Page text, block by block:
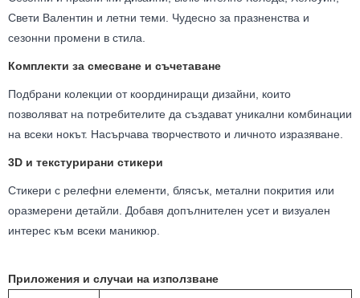
Свети Валентин и летни теми. Чудесно за празненства и
сезонни промени в стила.
Комплекти за смесване и съчетаване
Подбрани колекции от координиращи дизайни, които
позволяват на потребителите да създават уникални комбинации
на всеки нокът. Насърчава творчеството и личното изразяване.
3D и текстурирани стикери
Стикери с релефни елементи, блясък, метални покрития или
оразмерени детайли. Добавя допълнителен усет и визуален
интерес към всеки маникюр.
Приложения и случаи на използване